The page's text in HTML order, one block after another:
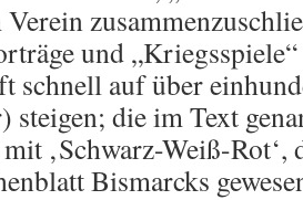
und
schnell auf über
steigen; die im Text
‚Schwarz-Weiß-
Bismarcks